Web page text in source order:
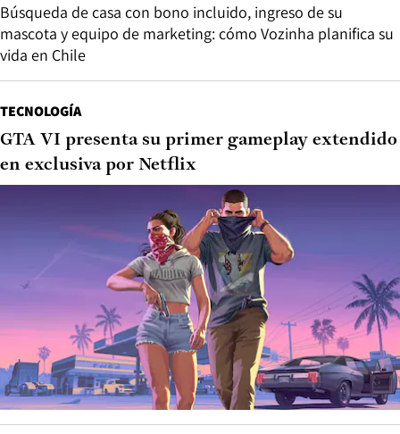
Búsqueda de casa con bono incluido, ingreso de su
mascota y equipo de marketing: cómo Vozinha planifica su
vida en Chile
TECNOLOGÍA
GTA VI presenta su primer gameplay extendido
en exclusiva por Netflix